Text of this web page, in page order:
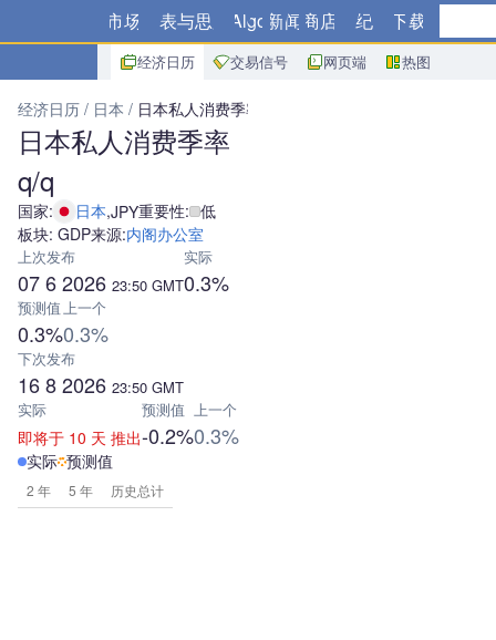
市场 图表与思路 Algo 新闻 商店 经纪商 下载
经济日历 交易信号 网页端 热图
经济日历 日本 日本私人消费季率q/q
日本私人消费季率
q/q
国家: 日本,JPY重要性: 低
板块: GDP来源:内阁办公室
上次发布
07 6 2026 23:50 GMT
实际
0.3%
预测值
0.3%
上一个
0.3%
下次发布
16 8 2026 23:50 GMT
实际
即将于 10 天 推出
预测值
-0.2%
上一个
0.3%
实际 预测值
2 年 5 年 历史总计